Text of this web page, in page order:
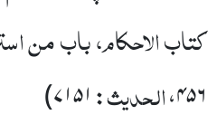
کتاب الاحکام، باب من
۴۵۶، الحدیث: ۷۱۵۱)